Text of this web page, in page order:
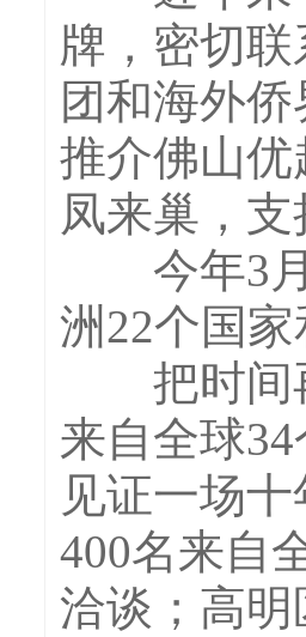
牌，密切
团和海外
推介佛山
凤来巢，
今年3月
洲22个国
把时间再
来自全球
见证一场
400名来自
洽谈；高